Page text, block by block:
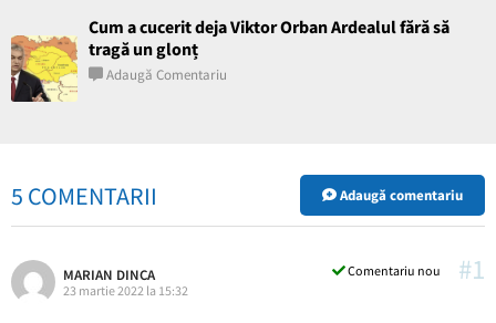
Cum a cucerit deja Viktor Orban Ardealul fără să
tragă un glonț
Adaugă Comentariu
5 COMENTARII Adaugă comentariu
#1
Comentariu nou
MARIAN DINCA
23 martie 2022 la 15:32